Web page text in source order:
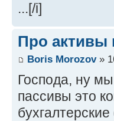
...[/i]
Про активы
Boris Morozov»
Господа, ну
пассивы это